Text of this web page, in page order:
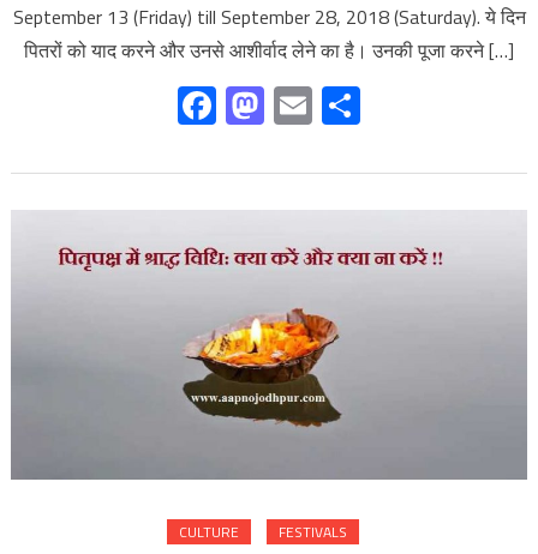
September 13 (Friday) till September 28, 2018 (Saturday). ये दिन
पितरों को याद करने और उनसे आशीर्वाद लेने का है। उनकी पूजा करने […]
Facebook
Mastodon
Email
CULTURE FESTIVALS